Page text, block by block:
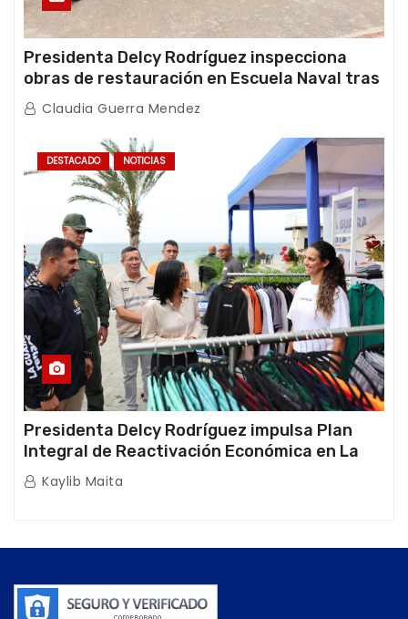
Presidenta Delcy Rodríguez inspecciona
obras de restauración en Escuela Naval tras
afectaciones sísmicas en La Guaira
Claudia Guerra Mendez
DESTACADO NOTICIAS
Presidenta Delcy Rodríguez impulsa Plan
Integral de Reactivación Económica en La
Guaira
Kaylib Maita